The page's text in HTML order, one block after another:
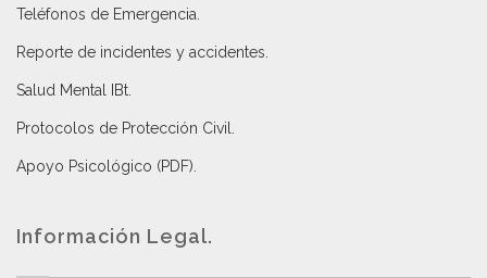
Teléfonos de Emergencia.
Reporte de incidentes y accidentes
Salud Mental IBt
Protocolos de Protección Civil
Apoyo Psicológico (PDF)
Información Legal.